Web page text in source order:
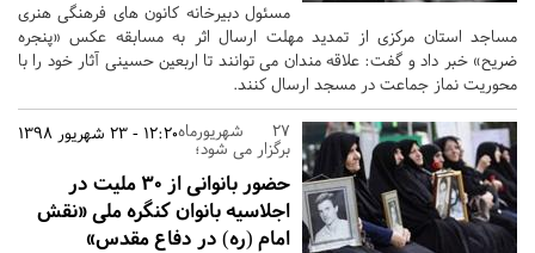
مسئول دبیرخانه کانون های فرهنگی هنری
مساجد استان مرکزی از تمدید مهلت ارسال اثر به مسابقه عکس «پنجره
ضریح» خبر داد و گفت: علاقه مندان می توانند تا اربعین حسینی آثار خود را با
محوریت نماز جماعت در مسجد ارسال کنند.
12:20 - 23 شهریور 139827 شهریورماه
برگزار می شود؛
حضور بانوانی از 30 ملیت در
اجلاسیه بانوان کنگره ملی «نقش
امام (ره) در دفاع مقدس»